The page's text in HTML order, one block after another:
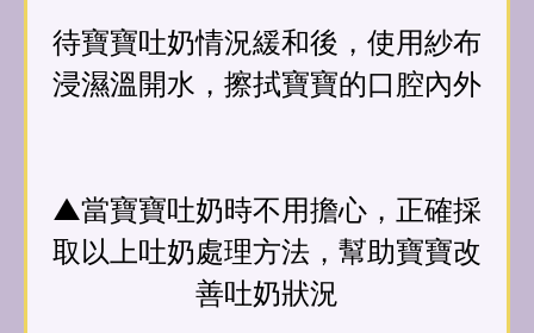
待寶寶吐奶情況緩和後，使用紗布
浸濕溫開水，擦拭寶寶的口腔內外
▲當寶寶吐奶時不用擔心，正確採
取以上吐奶處理方法，幫助寶寶改
善吐奶狀況